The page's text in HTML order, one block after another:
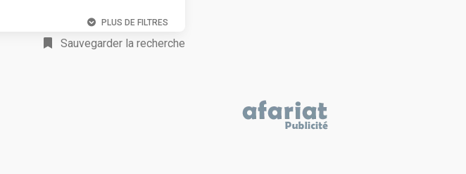
PLUS DE FILTRES
Sauvegarder la recherche